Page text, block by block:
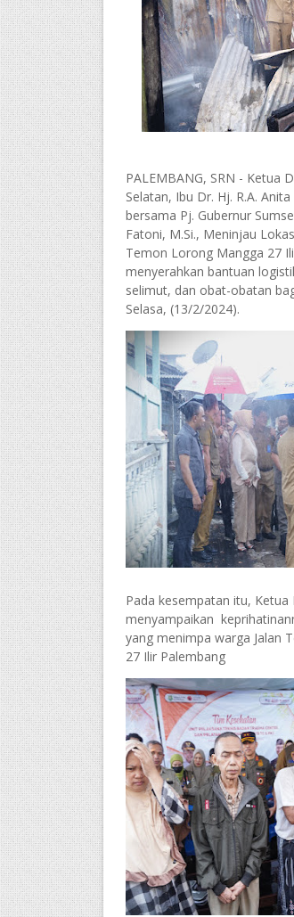
PALEMBANG, SRN - Ketua
Selatan, Ibu Dr. Hj. R.A.
bersama Pj. Gubernur
Fatoni, M.Si., Meninjau
Temon Lorong Mangga 27
menyerahkan bantuan
selimut, dan obat-obatan
Selasa, (13/2/2024).
Pada kesempatan itu, Ketua
menyampaikan
yang menimpa warga Jalan
27 Ilir Palembang